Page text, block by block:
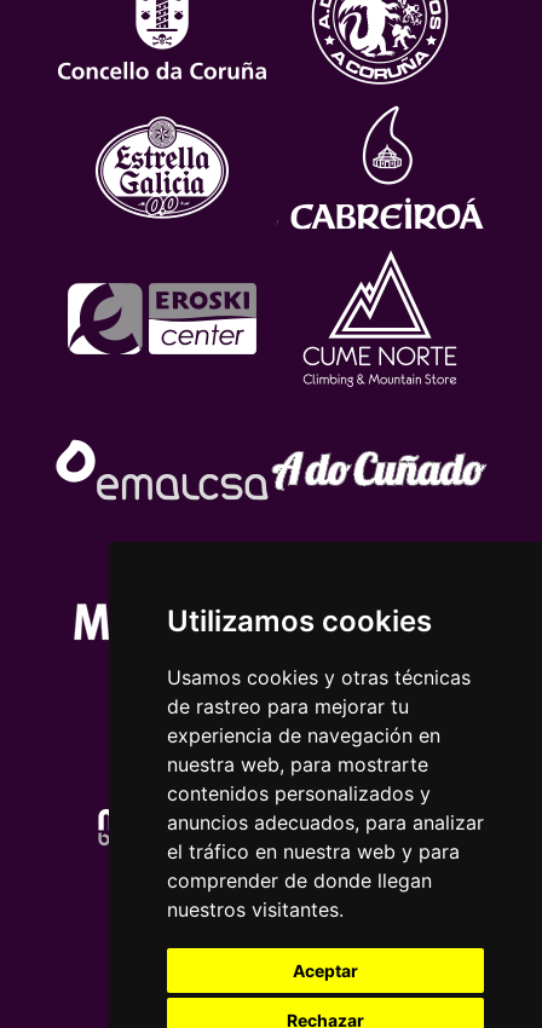
Utilizamos cookies
Usamos cookies y otras técnicas
de rastreo para mejorar tu
experiencia de navegación en
nuestra web, para mostrarte
contenidos personalizados y
anuncios adecuados, para analizar
el tráfico en nuestra web y para
comprender de donde llegan
nuestros visitantes.
Aceptar
Rechazar